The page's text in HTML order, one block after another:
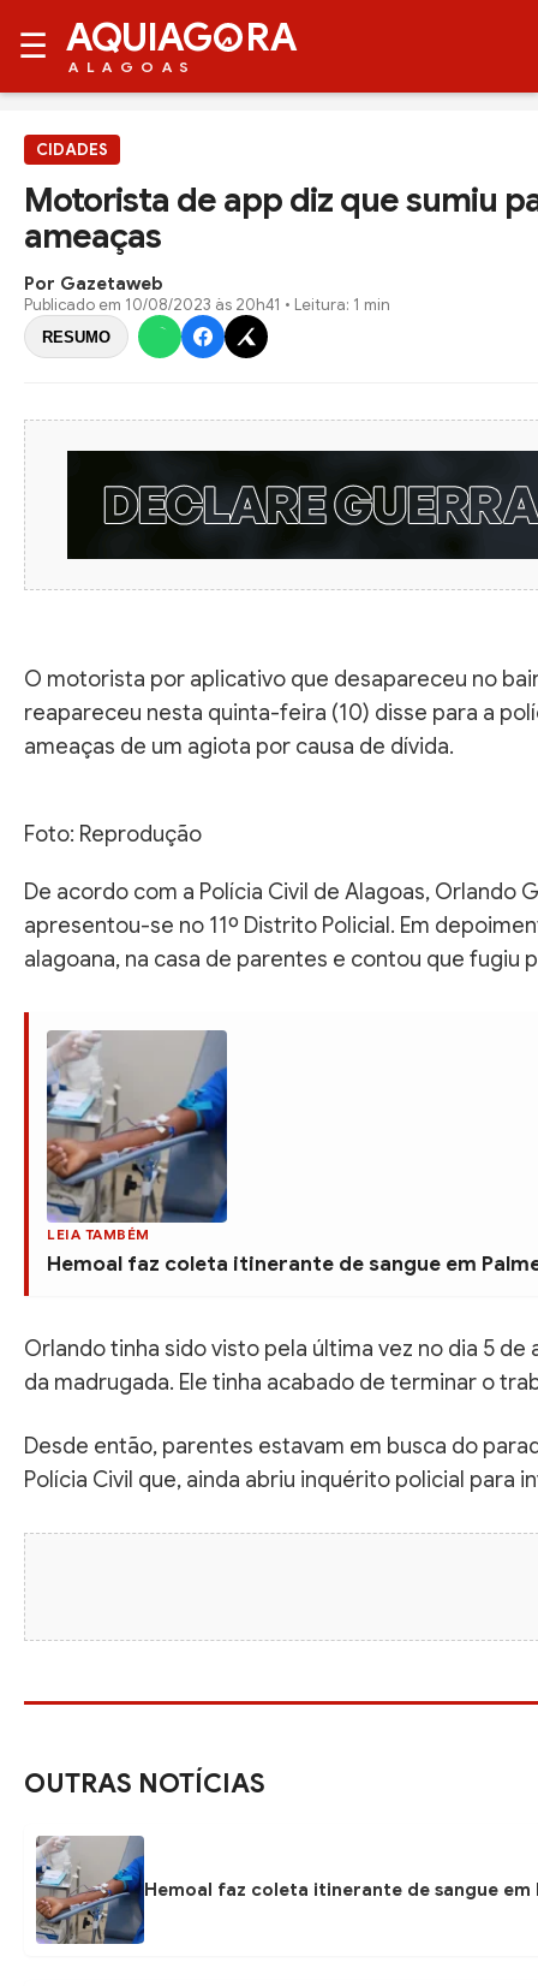
☰ AQUIAG RA
ALAGOAS
CIDADES
Motorista de app diz que sumiu
ameaças
Por Gazetaweb
Publicado em 10/08/2023 às 20h41 • Leitura: 1 min
RESUMO
O motorista por aplicativo que desapareceu no
reapareceu nesta quinta-feira (10) disse para a
ameaças de um agiota por causa de dívida.
Foto: Reprodução
De acordo com a Polícia Civil de Alagoas, Orlando
apresentou-se no 11º Distrito Policial. Em
alagoana, na casa de parentes e contou que fugiu
LEIA TAMBÉM
Hemoal faz coleta itinerante de sangue em
Orlando tinha sido visto pela última vez no dia 5
da madrugada. Ele tinha acabado de terminar o
Desde então, parentes estavam em busca do
Polícia Civil que, ainda abriu inquérito policial para
OUTRAS NOTÍCIAS
Hemoal faz coleta itinerante de sangue em